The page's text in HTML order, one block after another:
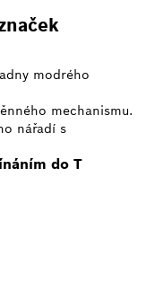
do T